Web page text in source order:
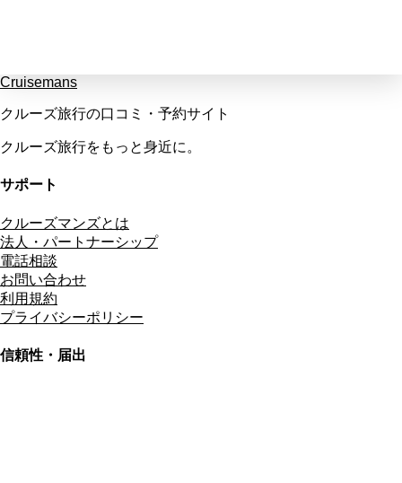
Cruisemans
クルーズ旅行の口コミ・予約サイト
クルーズ旅行をもっと身近に。
サポート
クルーズマンズとは
法人・パートナーシップ
電話相談
お問い合わせ
利用規約
プライバシーポリシー
信頼性・届出